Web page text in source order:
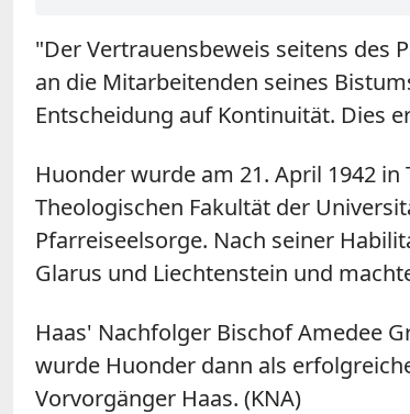
"Der Vertrauensbeweis seitens des
an die Mitarbeitenden seines
Entscheidung auf Kontinuität. Dies
Huonder wurde am 21. April 1942
Theologischen Fakultät der
Pfarreiseelsorge. Nach seiner
Glarus und Liechtenstein und
Haas' Nachfolger Bischof Amedee
wurde Huonder dann als
Vorvorgänger Haas. (KNA)